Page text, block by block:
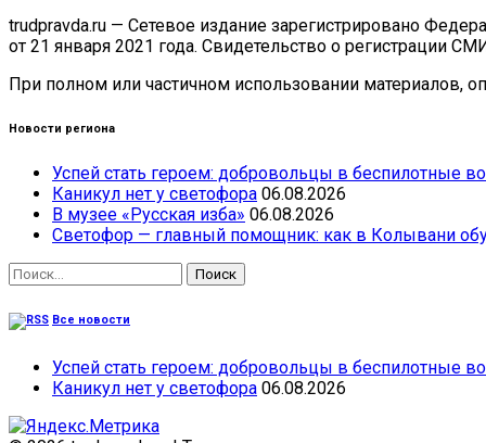
trudpravda.ru — Сетевое издание зарегистрировано
от 21 января 2021 года. Свидетельство о регистрации
При полном или частичном использовании материалов,
Новости региона
Успей стать героем: добровольцы в беспилотные
Каникул нет у светофора 06.08.2026
В музее «Русская изба» 06.08.2026
Светофор — главный помощник: как в Колывани
Найти:
Все новости
Успей стать героем: добровольцы в беспилотные
Каникул нет у светофора 06.08.2026